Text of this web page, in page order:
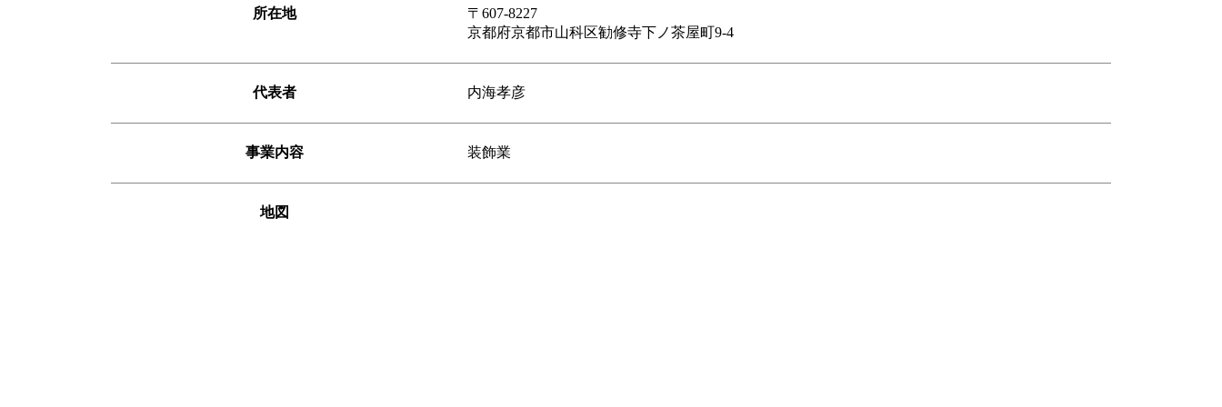
所在地
〒607-8227
京都府京都市山科区勧修寺下ノ茶屋町9-4
代表者 内海孝彦
事業内容 装飾業
地図